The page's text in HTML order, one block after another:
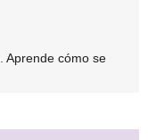
Aprende cómo se